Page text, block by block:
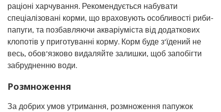
раціоні харчування. Рекомендується набувати
спеціалізовані корми, що враховують особливості риби-
папуги, та позбавляючи акваріуміста від додаткових
клопотів у приготуванні корму. Корм буде з’їдений не
весь, обов’язково видаляйте залишки, щоб запобігти
забрудненню води.
Розмноження
За добрих умов утримання, розмноження папужок